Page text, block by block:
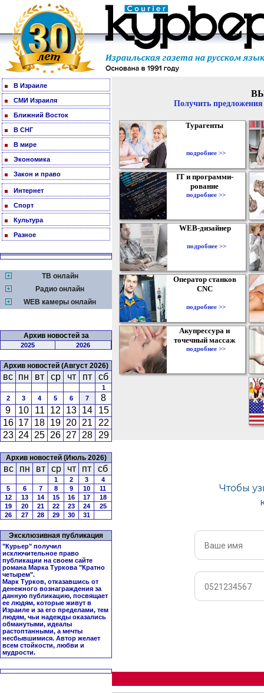
В Израиле
СМИ Израиля
Ближний Восток
В СНГ
В мире
Экономика
Закон и право
Интернет
Спорт
Культура
Разное
ТВ онлайн
Радио онлайн
WEB камеры онлайн
Архив новостей за
2025 2026
Архив новостей (Август 2026)
вс пн вт ср чт пт сб
1
2
3 4 5 6 7
8
9
10 11 12 13 14
15
16 17 18 19 20 21
22
23 24 25 26 27 28 29
Архив новостей (Июль 2026)
вс пн вт ср чт пт сб
1 2 3
4
5
6 7 8 9 10
11
12
13 14 15 16 17
18
19
20 21 22 23 24
25
26
27 28 29 30 31
Эксклюзивная публикация
"Курьер" получил
исключительное право
публикации на своем сайте
романа Марка Туркова "Кратно
четырем".
Марк Турков, отказавшись от
денежного вознаграждения за
данную публикацию, посвящает
ее людям, которые живут в
Израиле и за его пределами, тем
людям, чьи надежды оказались
обманутыми, идеалы
растоптанными, а мечты
несбывшимися. Автор желает
всем стойкости, любви и
мудрости.
Получить
Турагенты
подробнее >>
IT и программи-
рование
подробнее >>
WEB-дизайнер
подробнее >>
Оператор станков
CNC
подробнее >>
Акупрессура и
точечный массаж
подробнее >>